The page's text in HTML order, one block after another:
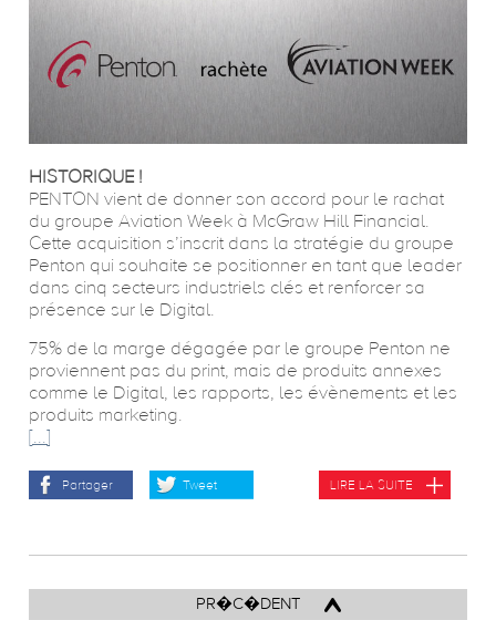
HISTORIQUE !
PENTON vient de donner son accord pour le rachat
du groupe Aviation Week à McGraw Hill Financial.
Cette acquisition s’inscrit dans la stratégie du groupe
Penton qui souhaite se positionner en tant que leader
dans cinq secteurs industriels clés et renforcer sa
présence sur le Digital.
75% de la marge dégagée par le groupe Penton ne
proviennent pas du print, mais de produits annexes
comme le Digital, les rapports, les évènements et les
produits marketing.
[...]
Partager Tweet LIRE LA SUITE
PR�C�DENT